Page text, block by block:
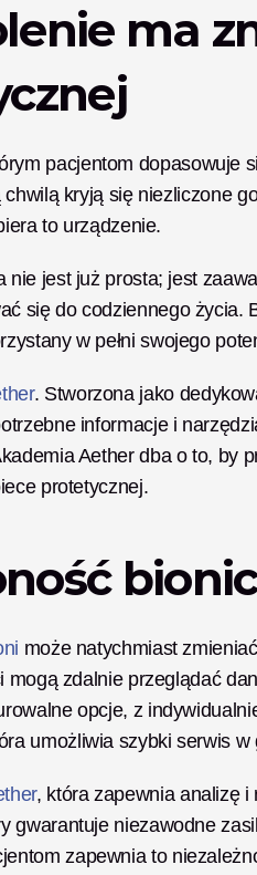
ma
pacjentom dopasowuje
kryją się niezliczone
to urządzenie.
nie jest już prosta; jest
się do codziennego życia.
w pełni swojego
. Stworzona jako
informacje i
Aether dba o to, by
protetycznej.
może natychmiast
zdalnie przeglądać
opcje, z
umożliwia szybki serwis w
, która zapewnia analizę
gwarantuje niezawodne
zapewnia to